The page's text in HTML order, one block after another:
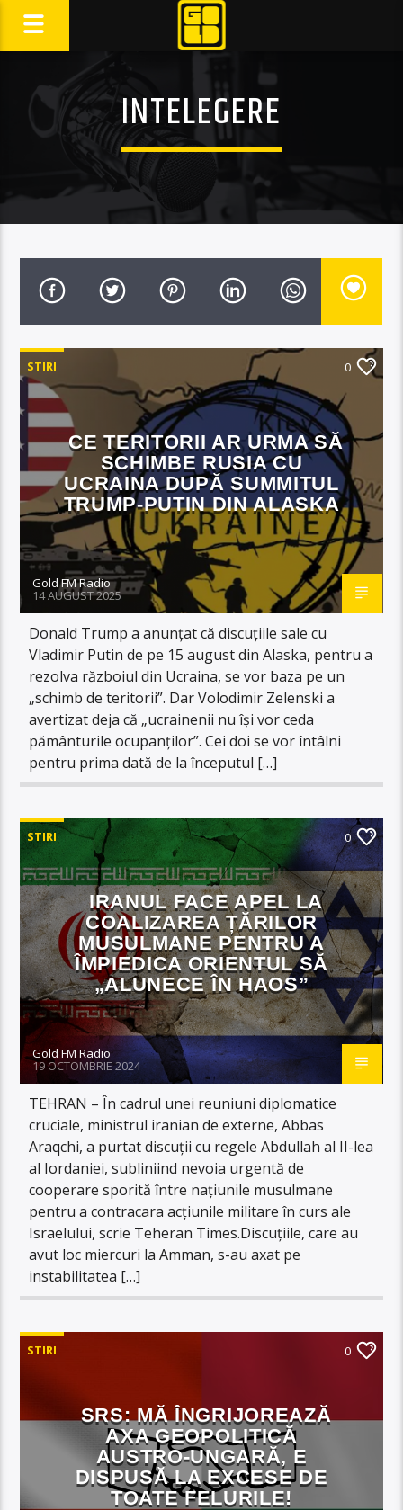
INTELEGERE
STIRI 0
CE TERITORII AR URMA SĂ
SCHIMBE RUSIA CU
UCRAINA DUPĂ SUMMITUL
TRUMP-PUTIN DIN ALASKA
Gold FM Radio
14 AUGUST 2025
Donald Trump a anunţat că discuţiile sale cu
Vladimir Putin de pe 15 august din Alaska, pentru a
rezolva războiul din Ucraina, se vor baza pe un
„schimb de teritorii”. Dar Volodimir Zelenski a
avertizat deja că „ucrainenii nu îşi vor ceda
pământurile ocupanţilor”. Cei doi se vor întâlni
pentru prima dată de la începutul […]
STIRI 0
IRANUL FACE APEL LA
COALIZAREA ȚĂRILOR
MUSULMANE PENTRU A
ÎMPIEDICA ORIENTUL SĂ
„ALUNECE ÎN HAOS”
Gold FM Radio
19 OCTOMBRIE 2024
TEHRAN – În cadrul unei reuniuni diplomatice
cruciale, ministrul iranian de externe, Abbas
Araqchi, a purtat discuții cu regele Abdullah al II-lea
al Iordaniei, subliniind nevoia urgentă de
cooperare sporită între națiunile musulmane
pentru a contracara acțiunile militare în curs ale
Israelului, scrie Teheran Times.Discuțiile, care au
avut loc miercuri la Amman, s-au axat pe
instabilitatea […]
STIRI 0
SRS: MĂ ÎNGRIJOREAZĂ
AXA GEOPOLITICĂ
AUSTRO-UNGARĂ, E
DISPUSĂ LA EXCESE DE
TOATE FELURILE!